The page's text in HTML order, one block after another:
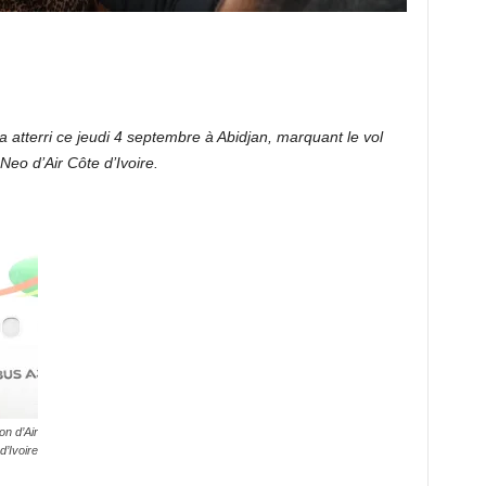
atterri ce jeudi 4 septembre à Abidjan, marquant le vol
d’Air Côte d’Ivoire.
d’Air